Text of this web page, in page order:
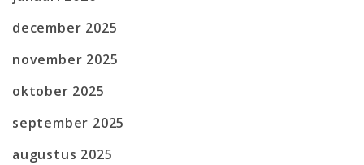
december 2025
november 2025
oktober 2025
september 2025
augustus 2025